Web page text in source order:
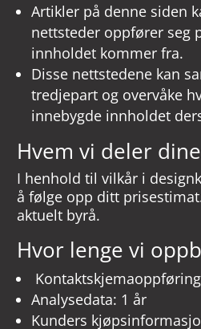
Artikler på denne siden
nettsteder oppfører seg
innholdet kommer fra.
Disse nettstedene kan
tredjepart og overvåke
innebygde innholdet
Hvem vi deler
I henhold til vilkår i
å følge opp ditt
aktuelt byrå.
Hvor lenge vi
Analysedata: 1 år
Kunders